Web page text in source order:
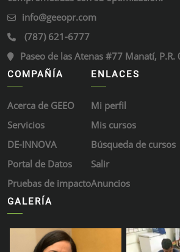
info@geeopr.com
(787) 621-6777
Paseo de las Atenas #77 Manatí, P.R.
COMPAÑÍA
Acerca de GEEO
Servicios
DE-INNOVA
Portal de Datos
Pruebas de impacto
ENLACES
Mi perfil
Mis cursos
Búsqueda de cursos
Salir
Anuncios
GALERÍA